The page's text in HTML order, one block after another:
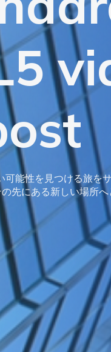
可能性を見つける旅を
先にある新しい場所